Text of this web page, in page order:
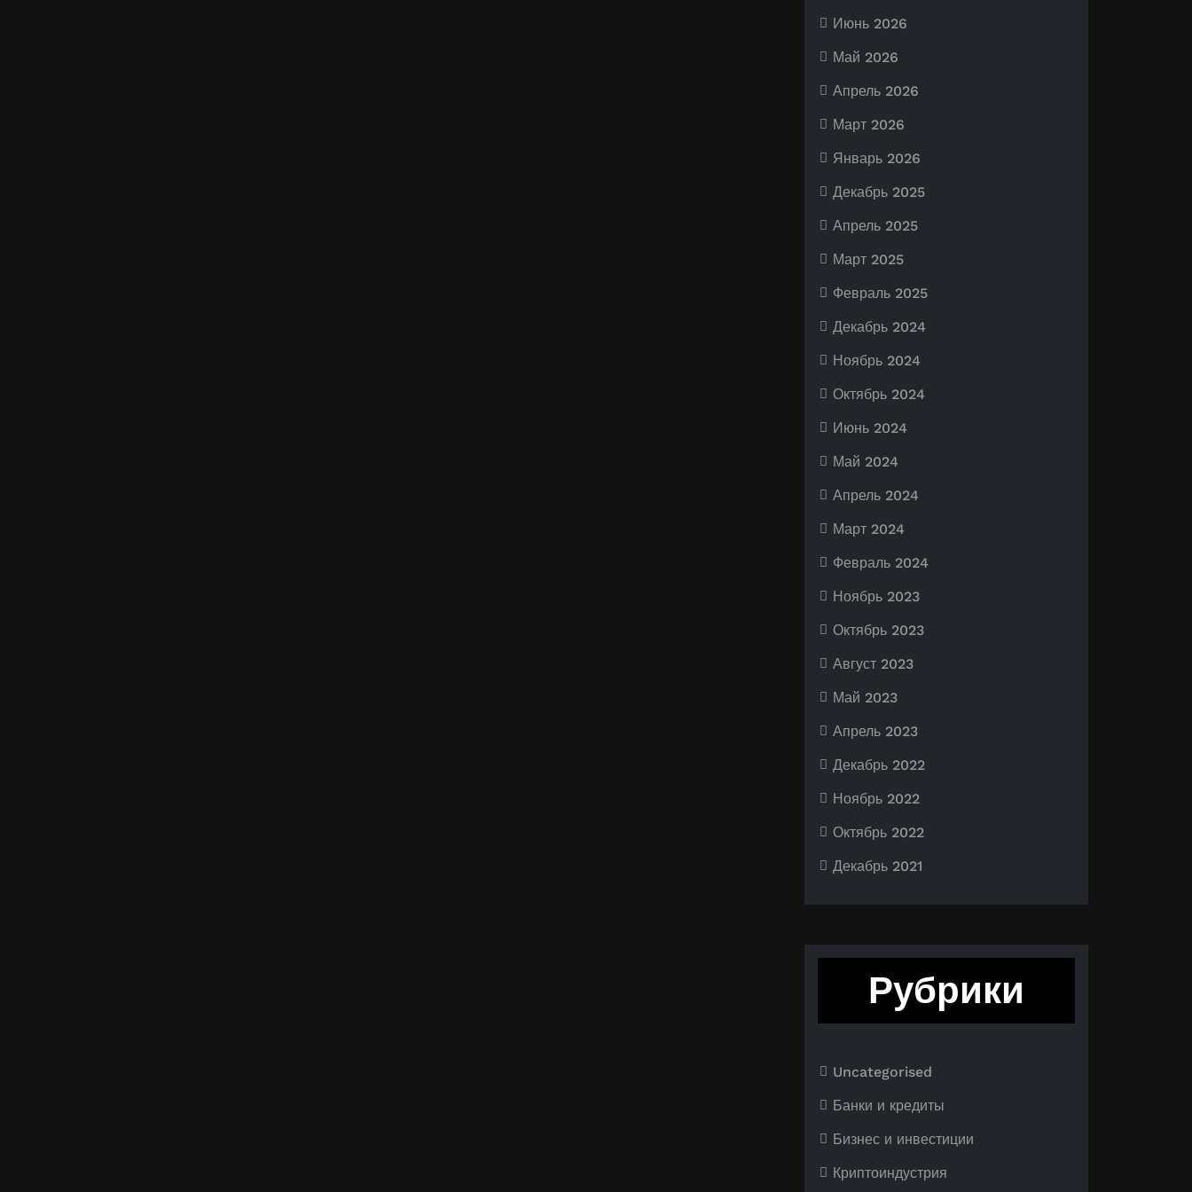
Июнь 2026
Май 2026
Апрель 2026
Март 2026
Январь 2026
Декабрь 2025
Апрель 2025
Март 2025
Февраль 2025
Декабрь 2024
Ноябрь 2024
Октябрь 2024
Июнь 2024
Май 2024
Апрель 2024
Март 2024
Февраль 2024
Ноябрь 2023
Октябрь 2023
Август 2023
Май 2023
Апрель 2023
Декабрь 2022
Ноябрь 2022
Октябрь 2022
Декабрь 2021
Рубрики
Uncategorised
Банки и кредиты
Бизнес и инвестиции
Криптоиндустрия